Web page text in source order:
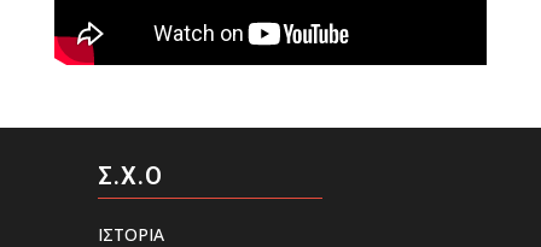
Σ.Χ.Ο
ΙΣΤΟΡΙΑ